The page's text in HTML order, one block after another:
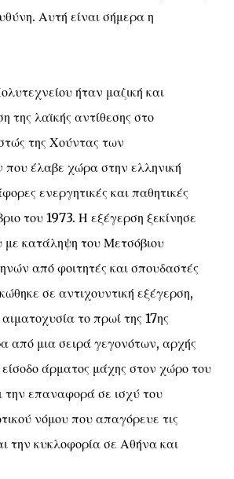
Αυτή είναι σήμερα η
ήταν μαζική και
της λαϊκής αντίθεσης στο
της Χούντας των
έλαβε χώρα στην ελληνική
ενεργητικές και παθητικές
του 1973. Η εξέγερση ξεκίνησε
με κατάληψη του Μετσόβιου
από φοιτητές και σπουδαστές
σε αντιχουντική εξέγερση,
το πρωί της 17ης
από μια σειρά γεγονότων, αρχής
άρματος μάχης στον χώρο του
την επαναφορά σε ισχύ του
νόμου που απαγόρευε τις
την κυκλοφορία σε Αθήνα και